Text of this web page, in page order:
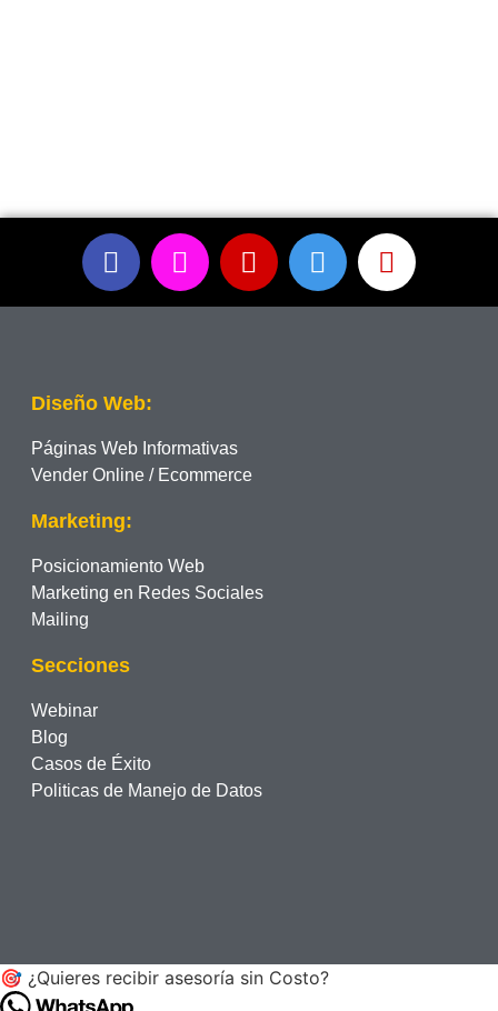
Diseño Web:
Páginas Web Informativas
Vender Online / Ecommerce
Marketing:
Posicionamiento Web
Marketing en Redes Sociales
Mailing
Secciones
Webinar
Blog
Casos de Éxito
Politicas de Manejo de Datos
🎯 ¿Quieres recibir asesoría sin Costo?